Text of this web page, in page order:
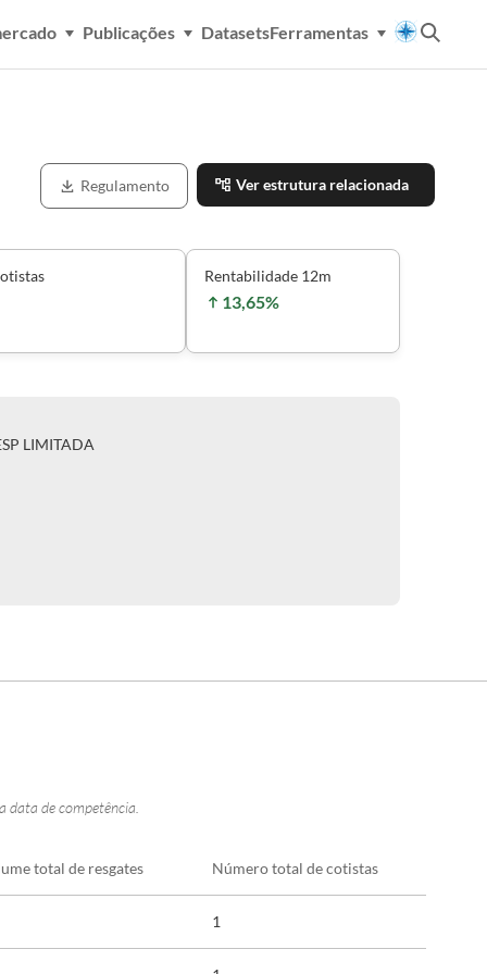
Publicações DatasetsFerramentas
Regulamento Ver estrutura relacionada
Rentabilidade 12m
13,65%
LIMITADA
data de competência.
total de resgates Número total de cotistas
1